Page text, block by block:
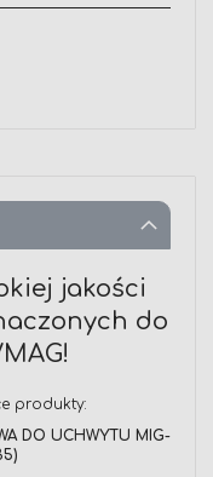
jakości
do
produkty:
DO UCHWYTU MIG-